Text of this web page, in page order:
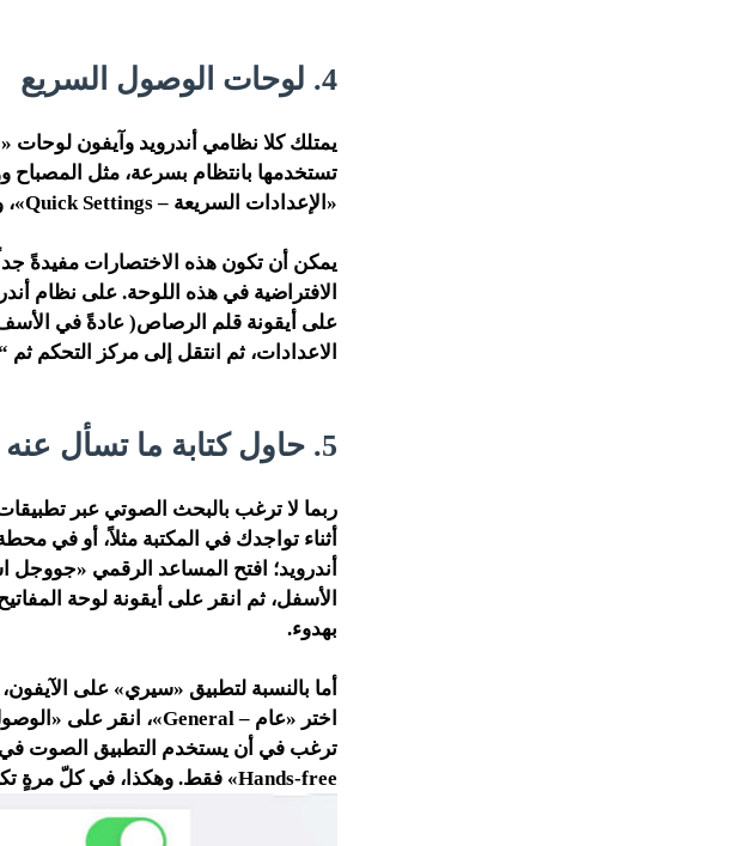
4. لوحات الوصول السريع
يمتلك كلا نظامي أندرويد وآيفون لوحات
تستخدمها بانتظام بسرعة، مثل
«الإعدادات السريعة – Quick Settings»، وتُسمى في نظام آيفون «مركز التحكم – Control Center».
يمكن أن تكون هذه الاختصارات مفيدةً
الافتراضية في هذه اللوحة. على نظام
على أيقونة قلم الرصاص( عادةً في
الاعدادات، ثم انتقل إلى مركز التحكم
5. حاول كتابة ما تسأل عنه باستخدام المساعد الرقمي
ربما لا ترغب بالبحث الصوتي عبر
أثناء تواجدك في المكتبة مثلاً، أو في
أندرويد؛ افتح المساعد الرقمي
الأسفل، ثم انقر على أيقونة لوحة
بهدوء.
أما بالنسبة لتطبيق «سيري» على
ترغب في أن يستخدم التطبيق الصوت في
Hands-free» فقط. وهكذا، في كلّ مرةٍ تكتب فيها سؤالاً، سيجيب «سيري» عليك بهدوء تام كتابةً فقط.